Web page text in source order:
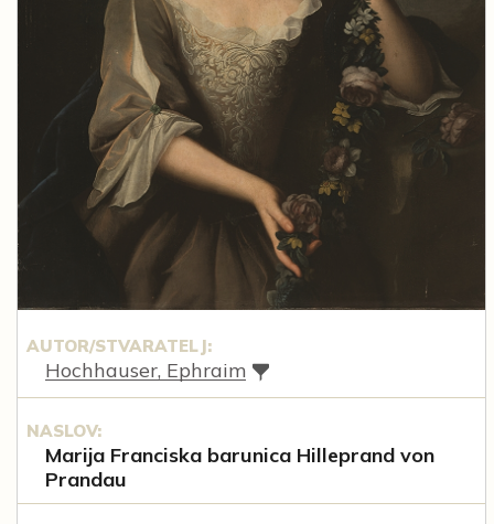
AUTOR/STVARATELJ:
Hochhauser, Ephraim
NASLOV:
Marija Franciska barunica Hilleprand von
Prandau